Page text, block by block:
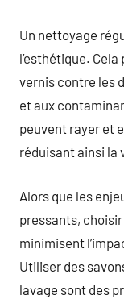
Un nettoyage
l’esthétique.
vernis contre les
et aux
peuvent rayer et
réduisant ainsi la
Alors que les
pressants,
minimisent
Utiliser des
lavage sont des